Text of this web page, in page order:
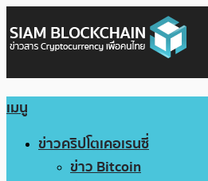
เมนู
ข่าวคริปโตเคอเรนซี่
ข่าว Bitcoin